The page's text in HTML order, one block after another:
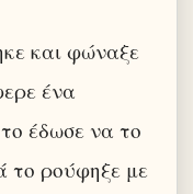
και φώναξε
ένα
έδωσε να το
το ρούφηξε με